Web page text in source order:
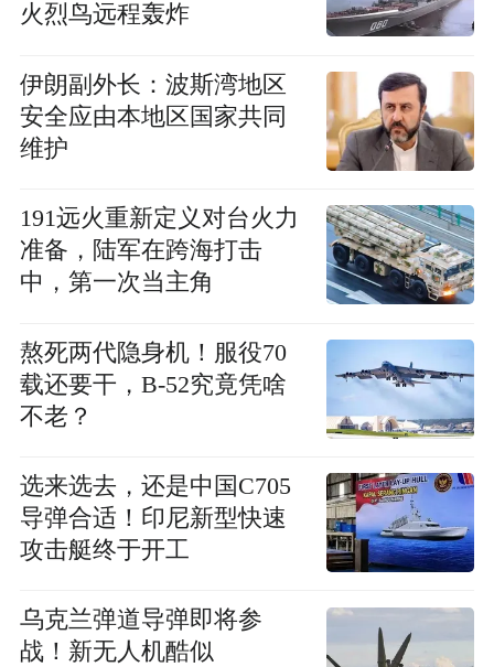
火烈鸟远程轰炸
伊朗副外长：波斯湾地区
安全应由本地区国家共同
维护
191远火重新定义对台火力
准备，陆军在跨海打击
中，第一次当主角
熬死两代隐身机！服役70
载还要干，B-52究竟凭啥
不老？
选来选去，还是中国C705
导弹合适！印尼新型快速
攻击艇终于开工
乌克兰弹道导弹即将参
战！新无人机酷似